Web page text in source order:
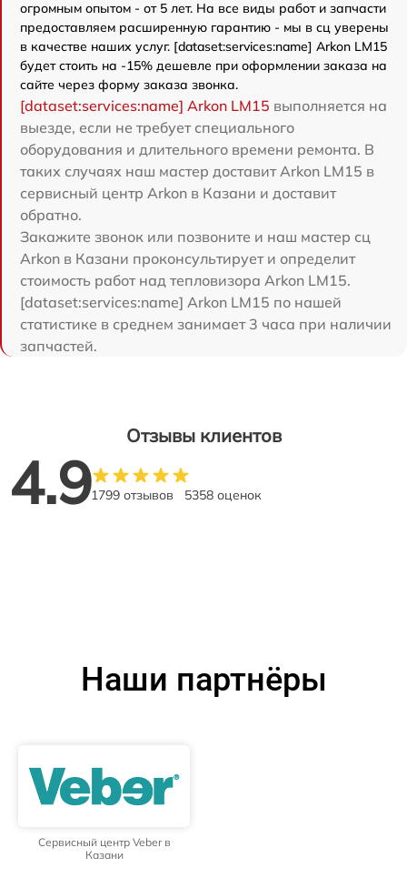
огромным опытом - от 5 лет. На все виды работ и запчасти
предоставляем расширенную гарантию - мы в сц уверены
в качестве наших услуг. [dataset:services:name] Arkon LM15
будет стоить на -15% дешевле при оформлении заказа на
сайте через форму заказа звонка.
[dataset:services:name] Arkon LM15 выполняется на
выезде, если не требует специального
оборудования и длительного времени ремонта. В
таких случаях наш мастер доставит Arkon LM15 в
сервисный центр Arkon в Казани и доставит
обратно.
Закажите звонок или позвоните и наш мастер сц
Arkon в Казани проконсультирует и определит
стоимость работ над тепловизора Arkon LM15.
[dataset:services:name] Arkon LM15 по нашей
статистике в среднем занимает 3 часа при наличии
запчастей.
Отзывы клиентов
4.91799 отзывов 5358 оценок
Наши партнёры
Сервисный центр Veber в
Казани